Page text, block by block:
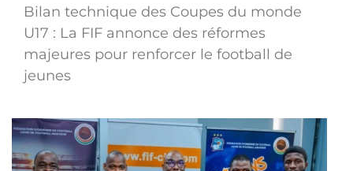
Bilan technique des Coupes du monde
U17 : La FIF annonce des réformes
majeures pour renforcer le football de
jeunes